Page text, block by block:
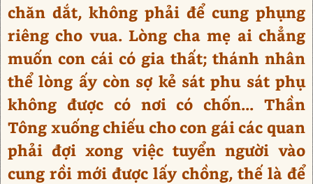
chăn dắt, không phải để cung phụng
riêng cho vua. Lòng cha mẹ ai chẳng
muốn con cái có gia thất; thánh nhân
thể lòng ấy còn sợ kẻ sát phu sát phụ
không được có nơi có chốn... Thần
Tông xuống chiếu cho con gái các quan
phải đợi xong việc tuyển người vào
cung rồi mới được lấy chồng, thế là để